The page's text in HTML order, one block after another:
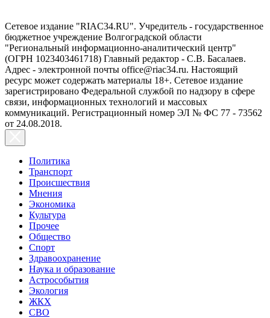
Сетевое издание "RIAC34.RU". Учредитель - государственное
бюджетное учреждение Волгоградской области
"Региональный информационно-аналитический центр"
(ОГРН 1023403461718) Главный редактор - С.В. Басалаев.
Адрес - электронной почты office@riac34.ru. Настоящий
ресурс может содержать материалы 18+. Сетевое издание
зарегистрировано Федеральной службой по надзору в сфере
связи, информационных технологий и массовых
коммуникаций. Регистрационный номер ЭЛ № ФС 77 - 73562
от 24.08.2018.
Политика
Транспорт
Происшествия
Мнения
Экономика
Культура
Прочее
Общество
Спорт
Здравоохранение
Наука и образование
Астрособытия
Экология
ЖКХ
СВО